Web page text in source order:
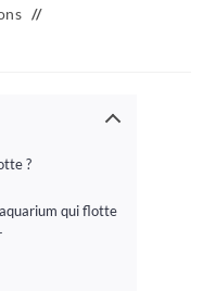
?
qui flotte